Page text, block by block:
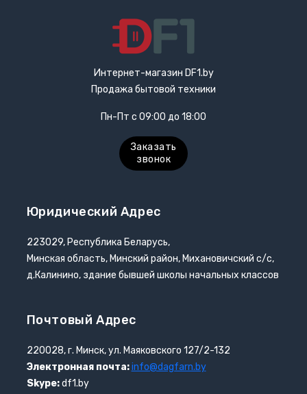
Интернет-магазин DF1.by
Продажа бытовой техники
Пн-Пт с 09:00 до 18:00
Заказать
звонок
Юридический Адрес
223029, Республика Беларусь,
Минская область, Минский район, Михановичский с/с,
д.Калинино, здание бывшей школы начальных классов
Почтовый Адрес
220028, г. Минск, ул. Маяковского 127/2-132
Электронная почта: info@dagfarn.by
Skype:df1.by